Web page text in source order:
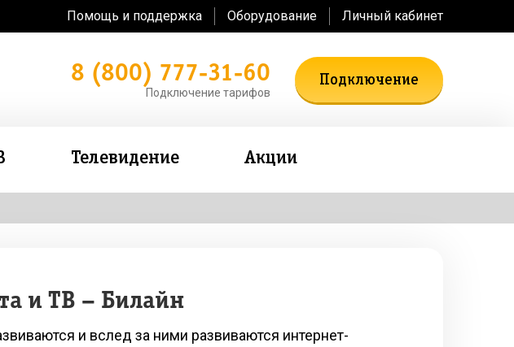
Помощь и поддержка Оборудование Личный кабинет
8 (800) 777-31-60
Подключение тарифов
Подключение
Телевидение Акции
и ТВ – Билайн
и вслед за ними развиваются интернет-